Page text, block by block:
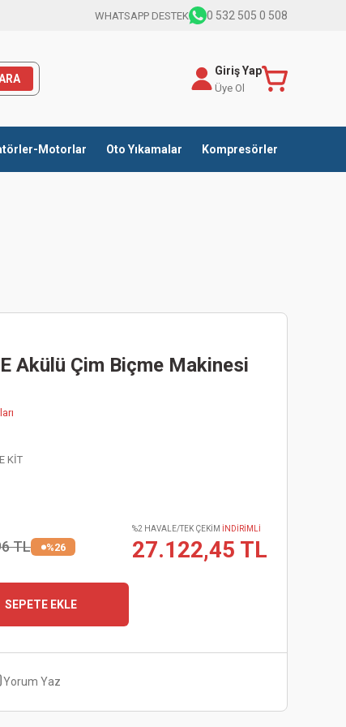
WHATSAPP DESTEK 0 532 505 0 508
Giriş Yap
Üye Ol
Motorlar Oto Yıkamalar Kompresörler
Akülü Çim Biçme Makinesi
KİT
TL %26
%2 HAVALE/TEK ÇEKİM İNDİRİMLİ
27.122,45 TL
SEPETE EKLE
Yorum Yaz